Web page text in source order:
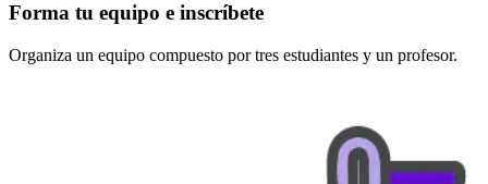
Forma tu equipo e inscríbete
Organiza un equipo compuesto por tres estudiantes y un profesor.